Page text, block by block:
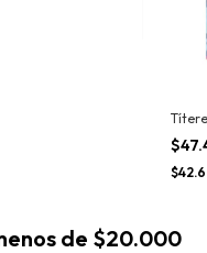
de $20.000